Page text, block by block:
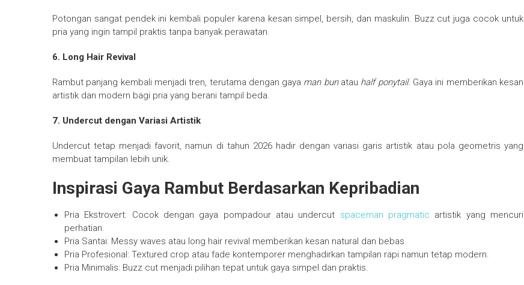
Potongan sangat pendek ini kembali populer karena kesan simpel, bersih, dan maskulin. Buzz cut juga cocok untuk
pria yang ingin tampil praktis tanpa banyak perawatan.
6. Long Hair Revival
Rambut panjang kembali menjadi tren, terutama dengan gaya man bunatau half ponytail. Gaya ini memberikan kesan
artistik dan modern bagi pria yang berani tampil beda.
7. Undercut dengan Variasi Artistik
Undercut tetap menjadi favorit, namun di tahun 2026 hadir dengan variasi garis artistik atau pola geometris yang
membuat tampilan lebih unik.
Inspirasi Gaya Rambut Berdasarkan Kepribadian
Pria Ekstrovert: Cocok dengan gaya pompadour atau undercut spaceman pragmatic artistik yang mencuri
perhatian.
Pria Santai: Messy waves atau long hair revival memberikan kesan natural dan bebas.
Pria Profesional: Textured crop atau fade kontemporer menghadirkan tampilan rapi namun tetap modern.
Pria Minimalis: Buzz cut menjadi pilihan tepat untuk gaya simpel dan praktis.